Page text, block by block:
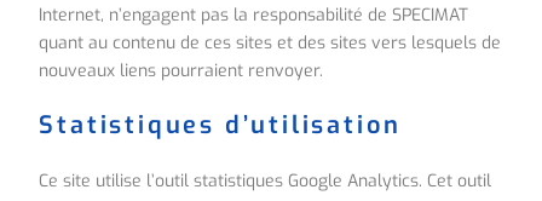
Internet, n’engagent pas la responsabilité de SPECIMAT
quant au contenu de ces sites et des sites vers lesquels de
nouveaux liens pourraient renvoyer.
Statistiques d’utilisation
Ce site utilise l’outil statistiques Google Analytics. Cet outil